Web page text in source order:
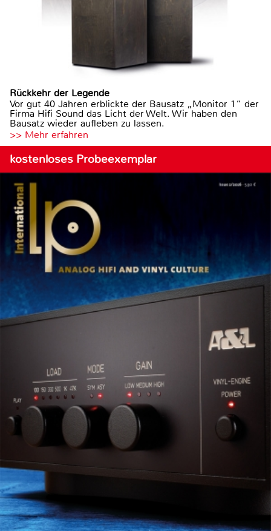
Rückkehr der Legende
Vor gut 40 Jahren erblickte der Bausatz „Monitor 1“ der
Firma Hifi Sound das Licht der Welt. Wir haben den
Bausatz wieder aufleben zu lassen.
>> Mehr erfahren
kostenloses Probeexemplar